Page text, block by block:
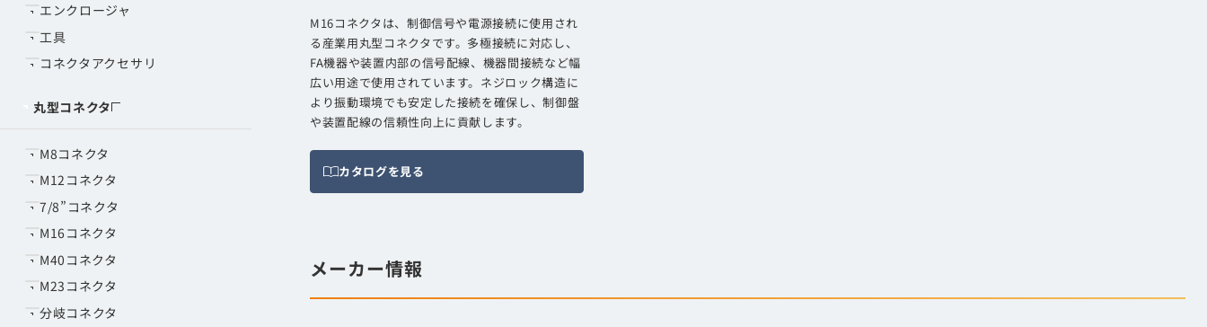
M16コネクタは、制御信号や電源接続に使用され
る産業用丸型コネクタです。多極接続に対応し、
FA機器や装置内部の信号配線、機器間接続など幅
広い用途で使用されています。ネジロック構造に
より振動環境でも安定した接続を確保し、制御盤
や装置配線の信頼性向上に貢献します。
カタログを見る
メーカー情報
エンクロージャ
工具
コネクタアクセサリ
丸型コネクタ
M8コネクタ
M12コネクタ
7/8”コネクタ
M16コネクタ
M40コネクタ
M23コネクタ
分岐コネクタ